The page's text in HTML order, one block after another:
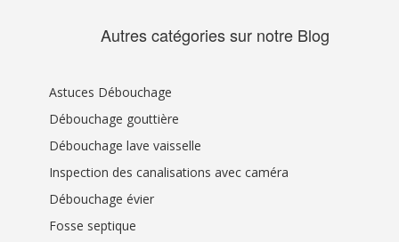
Autres catégories sur notre Blog
Astuces Débouchage
Débouchage gouttière
Débouchage lave vaisselle
Inspection des canalisations avec caméra
Débouchage évier
Fosse septique